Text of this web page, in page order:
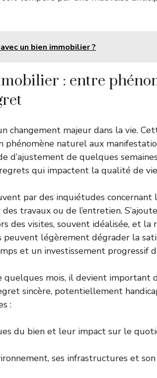
un bien immobilier ?
: entre
changement majeur dans la vie.
naturel aux
d’ajustement de quelques
qui impactent la qualité de
par des inquiétudes concernant
travaux ou de l’entretien.
des visites, souvent idéalisée, et la
peuvent légèrement dégrader la
et un investissement progressif
mois, il devient important
sincère, potentiellement
:
du bien et leur impact sur le
ses infrastructures et son